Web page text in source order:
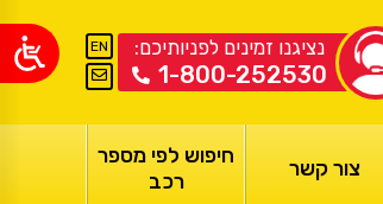
נציגנו זמינים לפניותיכם:
1-800-252530
EN
צור קשר
חיפוש לפי מספר
רכב